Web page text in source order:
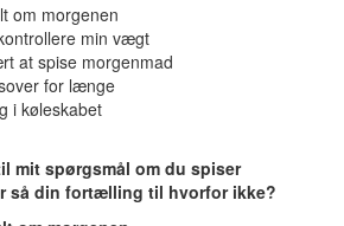
om morgenen
min vægt
at spise morgenmad
for længe
i køleskabet
mit spørgsmål om du spiser
så din fortælling til hvorfor ikke?